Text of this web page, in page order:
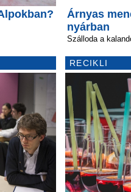
Árnyas
nyárban
Szálloda a
RECIKLI